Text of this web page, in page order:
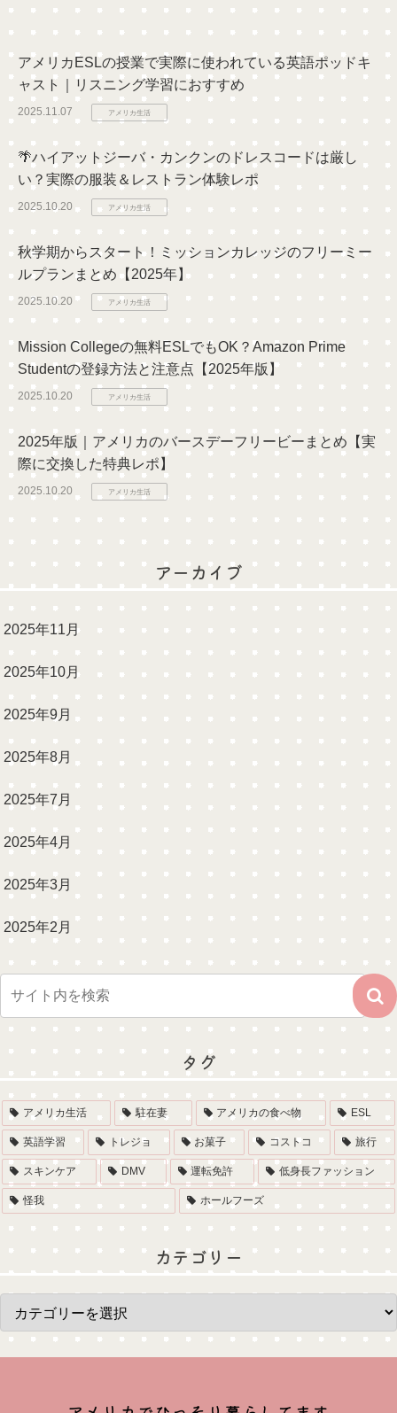
アメリカESLの授業で実際に使われている英語ポッドキ
ャスト｜リスニング学習におすすめ
2025.11.07 アメリカ生活
🌴ハイアットジーバ・カンクンのドレスコードは厳し
い？実際の服装＆レストラン体験レポ
2025.10.20 アメリカ生活
秋学期からスタート！ミッションカレッジのフリーミー
ルプランまとめ【2025年】
2025.10.20 アメリカ生活
Mission Collegeの無料ESLでもOK？Amazon Prime
Studentの登録方法と注意点【2025年版】
2025.10.20 アメリカ生活
2025年版｜アメリカのバースデーフリービーまとめ【実
際に交換した特典レポ】
2025.10.20 アメリカ生活
アーカイブ
2025年11月
2025年10月
2025年9月
2025年8月
2025年7月
2025年4月
2025年3月
2025年2月
タグ
アメリカ生活 駐在妻 アメリカの食べ物 ESL
英語学習 トレジョ お菓子 コストコ 旅行
スキンケア DMV 運転免許 低身長ファッション
怪我 ホールフーズ
カテゴリー